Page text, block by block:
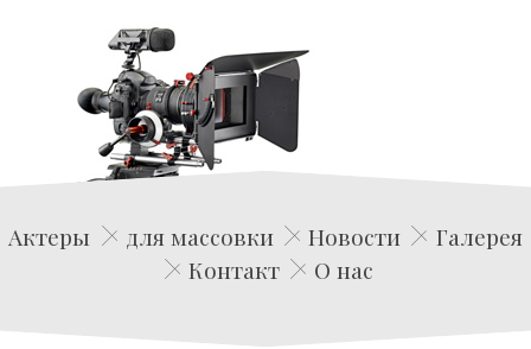
Edwin Film Agencja Aktorska
Актеры для массовки Новости
Галерея
Контакт
О нас